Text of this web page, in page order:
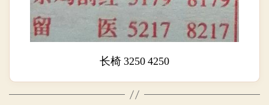
长椅 3250 4250